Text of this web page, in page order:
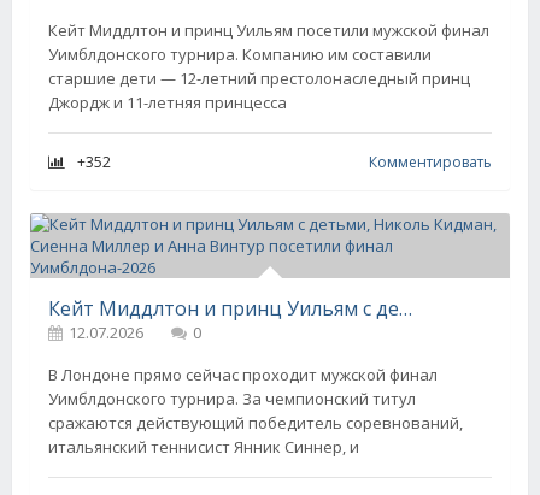
Кейт Миддлтон и принц Уильям посетили мужской финал
Уимблдонского турнира. Компанию им составили
старшие дети — 12-летний престолонаследный принц
Джордж и 11-летняя принцесса
+352 Комментировать
Кейт Миддлтон и принц Уильям с детьми, Николь Кидман, Сиенна Миллер и Анна Винтур посетили финал Уимблдона-2026
12.07.2026
0
В Лондоне прямо сейчас проходит мужской финал
Уимблдонского турнира. За чемпионский титул
сражаются действующий победитель соревнований,
итальянский теннисист Янник Синнер, и